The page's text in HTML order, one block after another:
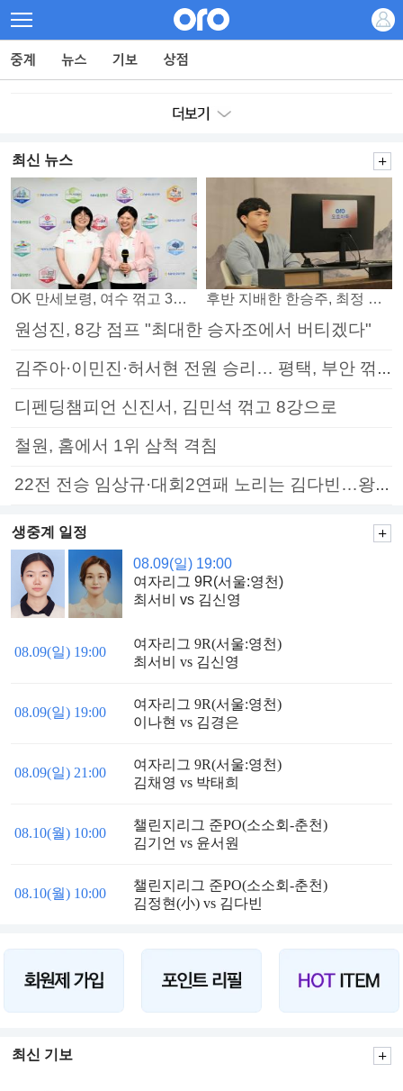
최신 뉴스
OK 만세보령, 여수 꺾고 3연패 탈출 후반 지배한 한승주, 최정 꺾고 8강 진출
원성진, 8강 점프 "최대한 승자조에서 버티겠다"
김주아·이민진·허서현 전원 승리… 평택, 부안 꺾고 5연승
디펜딩챔피언 신진서, 김민석 꺾고 8강으로
철원, 홈에서 1위 삼척 격침
22전 전승 임상규·대회2연패 노리는 김다빈…왕중왕전 16강 7일부터
생중계 일정
08.09(일) 19:00
여자리그 9R(서울:영천)
최서비 vs 김신영
08.09(일) 19:00
여자리그 9R(서울:영천)
최서비 vs 김신영
08.09(일) 19:00
여자리그 9R(서울:영천)
이나현 vs 김경은
08.09(일) 21:00
여자리그 9R(서울:영천)
김채영 vs 박태희
08.10(월) 10:00
챌린지리그 준PO(소소회-춘천)
김기언 vs 윤서원
08.10(월) 10:00
챌린지리그 준PO(소소회-춘천)
김정현(小) vs 김다빈
최신 기보